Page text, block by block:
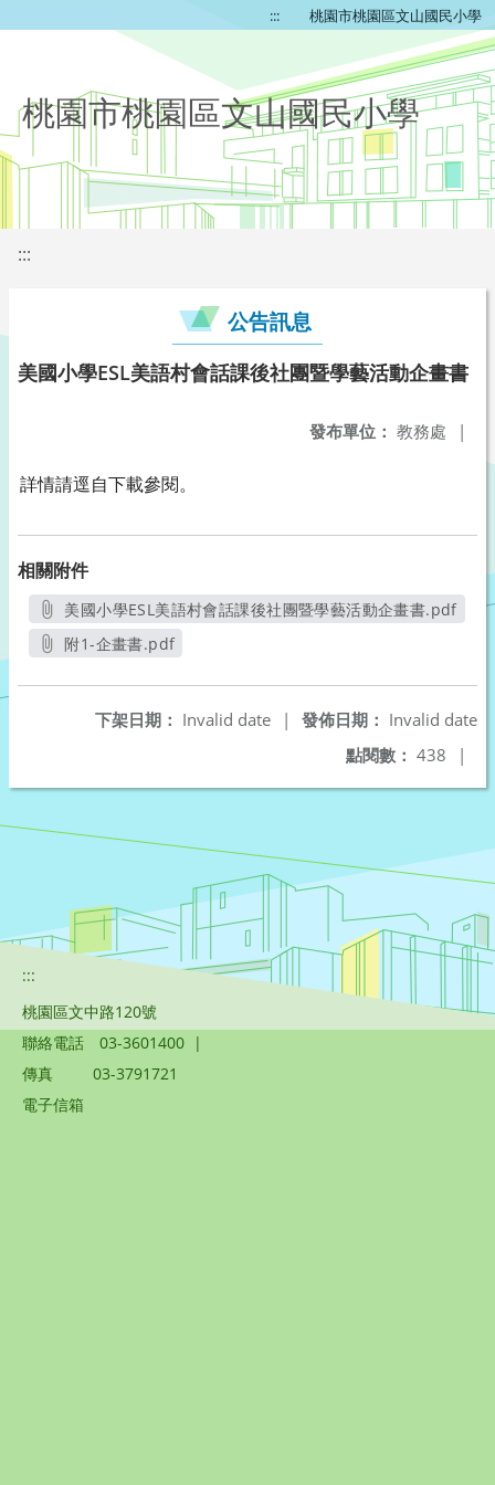
::: 桃園市桃園區文山國民小學
桃園市桃園區文山國民小學
:::
公告訊息
美國小學ESL美語村會話課後社團暨學藝活動企畫書
發布單位： 教務處 |
詳情請逕自下載參閱。
相關附件
美國小學ESL美語村會話課後社團暨學藝活動企畫書.pdf
附1-企畫書.pdf
發佈日期： Invalid date
下架日期： Invalid date
|
點閱數： 438 |
:::
桃園區文中路120號
聯絡電話
03-3601400 |
傳真
03-3791721
電子信箱